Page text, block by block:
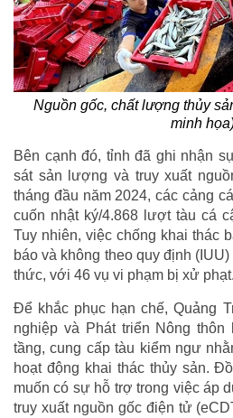
Nguồn gốc, chất lượng thủy
minh
Bên cạnh đó, tỉnh đã ghi nhận
sát sản lượng và truy xuất
tháng đầu năm 2024, các cảng
cuốn nhật ký/4.868 lượt tàu cá
Tuy nhiên, việc chống khai thác
báo và không theo quy định
thức, với 46 vụ vi phạm bị xử phạt.
Để khắc phục hạn chế, Quảng
nghiệp và Phát triển Nông
tầng, cung cấp tàu kiểm ngư
hoạt động khai thác thủy sản.
muốn có sự hỗ trợ trong việc áp
truy xuất nguồn gốc điện tử